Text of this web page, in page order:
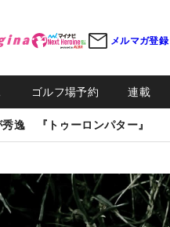
メルマガ登録
ゴルフ場予約 連載
逸 『トゥーロンパター』